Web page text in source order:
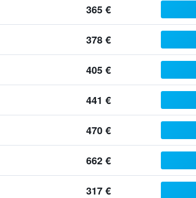
365 €
378 €
405 €
441 €
470 €
662 €
317 €